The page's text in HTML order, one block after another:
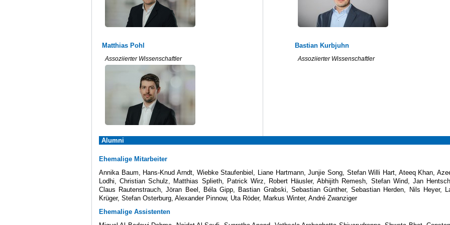
Matthias Pohl
Assoziierter Wissenschaftler
Bastian Kurbjuhn
Assoziierter Wissenschaftler
Alumni
Ehemalige Mitarbeiter
Annika Baum, Hans-Knud Arndt, Wiebke Staufenbiel, Liane Hartmann, Junjie Song, Stefan Willi Hart, Ateeq Khan,
Lodhi, Christian Schulz, Matthias Splieth, Patrick Wirz, Robert Häusler, Abhijith Remesh, Stefan Wind, Jan
Claus Rautenstrauch, Jöran Beel, Béla Gipp, Bastian Grabski, Sebastian Günther, Sebastian Herden, Nils Heyer,
Krüger, Stefan Osterburg, Alexander Pinnow, Uta Röder, Markus Winter, André Zwanziger
Ehemalige Assistenten